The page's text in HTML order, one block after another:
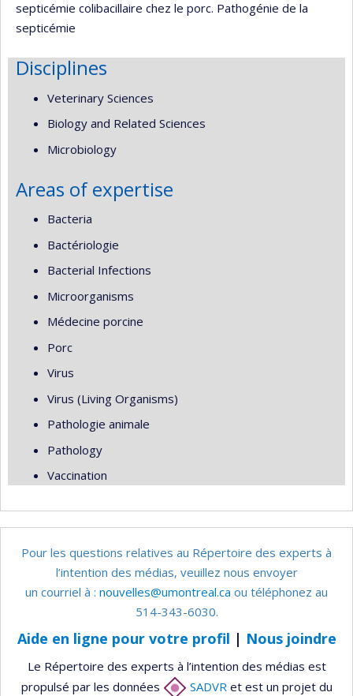
septicémie colibacillaire chez le porc. Pathogénie de la
septicémie
Disciplines
Veterinary Sciences
Biology and Related Sciences
Microbiology
Areas of expertise
Bacteria
Bactériologie
Bacterial Infections
Microorganisms
Médecine porcine
Porc
Virus
Virus (Living Organisms)
Pathologie animale
Pathology
Vaccination
Pour les questions relatives au Répertoire des experts à
l’intention des médias, veuillez nous envoyer
un courriel à : nouvelles@umontreal.ca ou téléphonez au
514-343-6030.
Aide en ligne pour votre profil | Nous joindre
Le Répertoire des experts à l’intention des médias est
propulsé par les données
SADVR et est un projet du